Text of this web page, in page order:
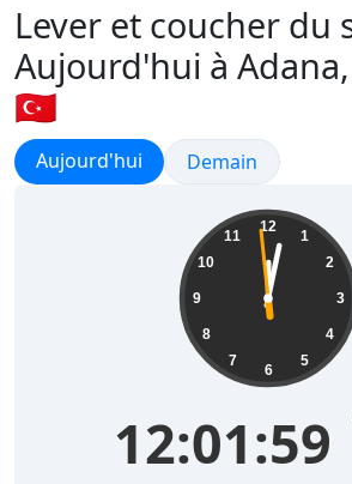
Lever et coucher du
Aujourd'hui à
🇹🇷
Lever et coucher du soleil
Aujourd'hui Lever et coucher
Demain
12
1
2
3
4
5
6
7
8
9
10
11
12:02:00